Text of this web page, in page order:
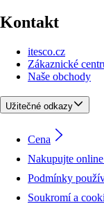
Kontakt
itesco.cz
Zákaznické
Naše obchody
Užitečné odkazy
Cena
Nakupujte
Podmínky
Soukromí a